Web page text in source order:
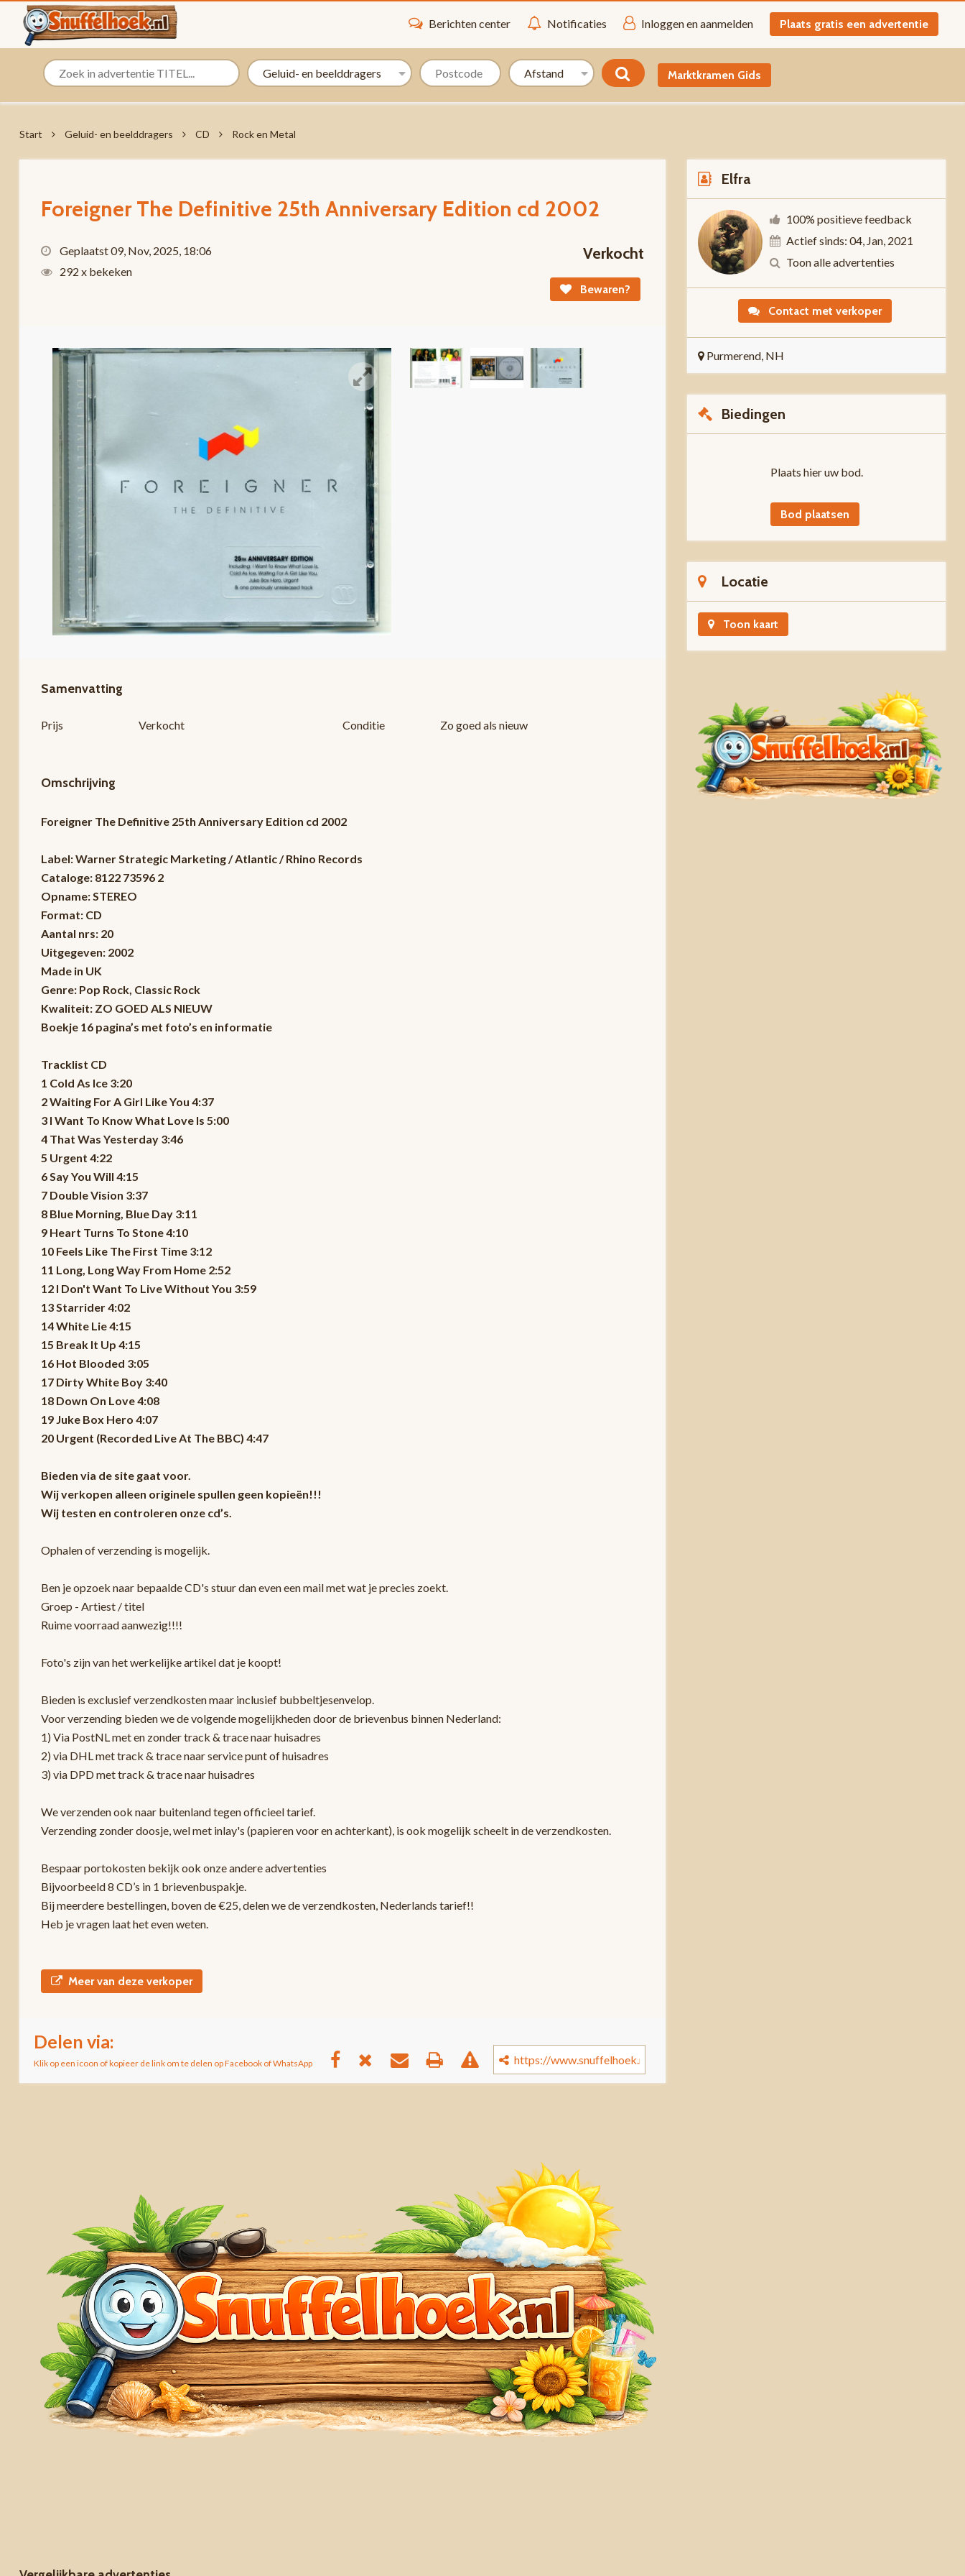
Berichten center Notificaties Inloggen en aanmelden Plaats gratis een advertentie
Marktkramen Gids
Start Geluid- en beelddragers CD Rock en Metal
Foreigner The Definitive 25th Anniversary Edition cd 2002
Geplaatst 09, Nov, 2025, 18:06
292 x bekeken
Verkocht
Bewaren?
Samenvatting
Prijs Verkocht Conditie Zo goed als nieuw
Omschrijving
Foreigner The Definitive 25th Anniversary Edition cd 2002
Label: Warner Strategic Marketing / Atlantic / Rhino Records
Cataloge: 8122 73596 2
Opname: STEREO
Format: CD
Aantal nrs: 20
Uitgegeven: 2002
Made in UK
Genre: Pop Rock, Classic Rock
Kwaliteit: ZO GOED ALS NIEUW
Boekje 16 pagina’s met foto’s en informatie
Tracklist CD
1 Cold As Ice 3:20
2 Waiting For A Girl Like You 4:37
3 I Want To Know What Love Is 5:00
4 That Was Yesterday 3:46
5 Urgent 4:22
6 Say You Will 4:15
7 Double Vision 3:37
8 Blue Morning, Blue Day 3:11
9 Heart Turns To Stone 4:10
10 Feels Like The First Time 3:12
11 Long, Long Way From Home 2:52
12 I Don't Want To Live Without You 3:59
13 Starrider 4:02
14 White Lie 4:15
15 Break It Up 4:15
16 Hot Blooded 3:05
17 Dirty White Boy 3:40
18 Down On Love 4:08
19 Juke Box Hero 4:07
20 Urgent (Recorded Live At The BBC) 4:47
Bieden via de site gaat voor.
Wij verkopen alleen originele spullen geen kopieën!!!
Wij testen en controleren onze cd’s.
Ophalen of verzending is mogelijk.
Ben je opzoek naar bepaalde CD's stuur dan even een mail met wat je precies zoekt.
Groep - Artiest / titel
Ruime voorraad aanwezig!!!!
Foto's zijn van het werkelijke artikel dat je koopt!
Bieden is exclusief verzendkosten maar inclusief bubbeltjesenvelop.
Voor verzending bieden we de volgende mogelijkheden door de brievenbus binnen Nederland:
1) Via PostNL met en zonder track & trace naar huisadres
2) via DHL met track & trace naar service punt of huisadres
3) via DPD met track & trace naar huisadres
We verzenden ook naar buitenland tegen officieel tarief.
Verzending zonder doosje, wel met inlay's (papieren voor en achterkant), is ook mogelijk scheelt in de verzendkosten.
Bespaar portokosten bekijk ook onze andere advertenties
Bijvoorbeeld 8 CD’s in 1 brievenbuspakje.
Bij meerdere bestellingen, boven de €25, delen we de verzendkosten, Nederlands tarief!!
Heb je vragen laat het even weten.
Meer van deze verkoper
Delen via:
Klik op een icoon of kopieer de link om te delen op Facebook of WhatsApp
Elfra
100% positieve feedback
Actief sinds: 04, Jan, 2021
Toon alle advertenties
Contact met verkoper
Purmerend, NH
Biedingen
Plaats hier uw bod.
Bod plaatsen
Locatie
Toon kaart